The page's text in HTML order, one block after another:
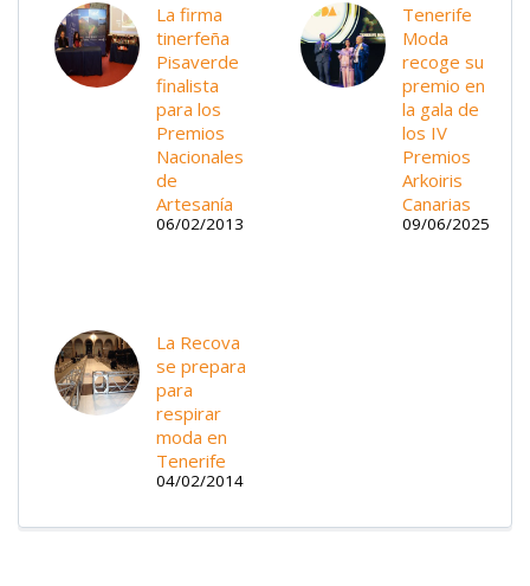
La firma
tinerfeña
Pisaverde
finalista
para los
Premios
Nacionales
de
Artesanía
06/02/2013
Tenerife
Moda
recoge su
premio en
la gala de
los IV
Premios
Arkoiris
Canarias
09/06/2025
La Recova
se prepara
para
respirar
moda en
Tenerife
04/02/2014